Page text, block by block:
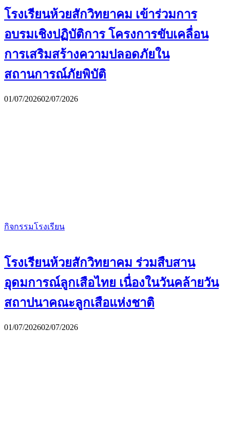
โรงเรียนห้วยสักวิทยาคม เข้าร่วมการ
อบรมเชิงปฏิบัติการ โครงการขับเคลื่อน
การเสริมสร้างความปลอดภัยใน
สถานการณ์ภัยพิบัติ
01/07/202602/07/2026
กิจกรรมโรงเรียน
โรงเรียนห้วยสักวิทยาคม ร่วมสืบสาน
อุดมการณ์ลูกเสือไทย เนื่องในวันคล้ายวัน
สถาปนาคณะลูกเสือแห่งชาติ
01/07/202602/07/2026